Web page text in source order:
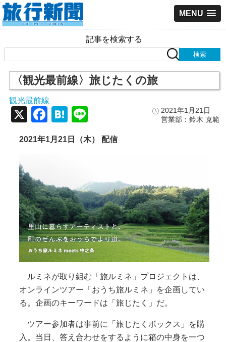
MENU
記事を検索する
〈観光最前線〉旅じたくの旅
観光最前線
2021年1月21日
営業部：鈴木 克範
X Facebook
Hatena
2021年1月21日（木） 配信
ルミネが取り組む「旅ルミネ」プロジェクトは、
オンラインツアー「おうち旅ルミネ」を企画してい
る。企画のキーワードは「旅じたく」だ。
ツアー参加者は事前に「旅じたくボックス」を購
入。当日、答え合わせをするように箱の中身を一つ